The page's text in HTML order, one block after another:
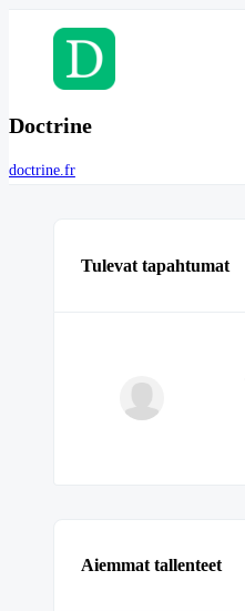
Doctrine
doctrine.fr
Tulevat tapahtumat
Aiemmat tallenteet